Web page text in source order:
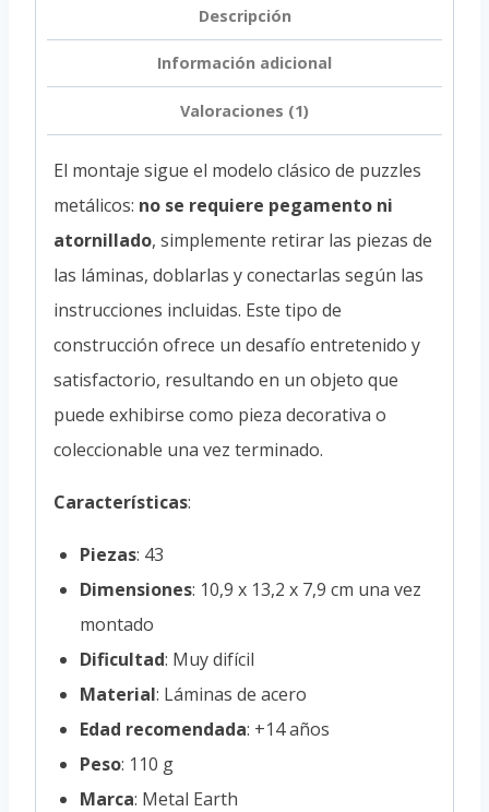
Descripción
Información adicional
Valoraciones (1)
El montaje sigue el modelo clásico de puzzles
metálicos: no se requiere pegamento ni
atornillado, simplemente retirar las piezas de
las láminas, doblarlas y conectarlas según las
instrucciones incluidas. Este tipo de
construcción ofrece un desafío entretenido y
satisfactorio, resultando en un objeto que
puede exhibirse como pieza decorativa o
coleccionable una vez terminado.
Características:
Piezas: 43
Dimensiones: 10,9 x 13,2 x 7,9 cm una vez
montado
Dificultad: Muy difícil
Material: Láminas de acero
Edad recomendada: +14 años
Peso: 110 g
Marca: Metal Earth